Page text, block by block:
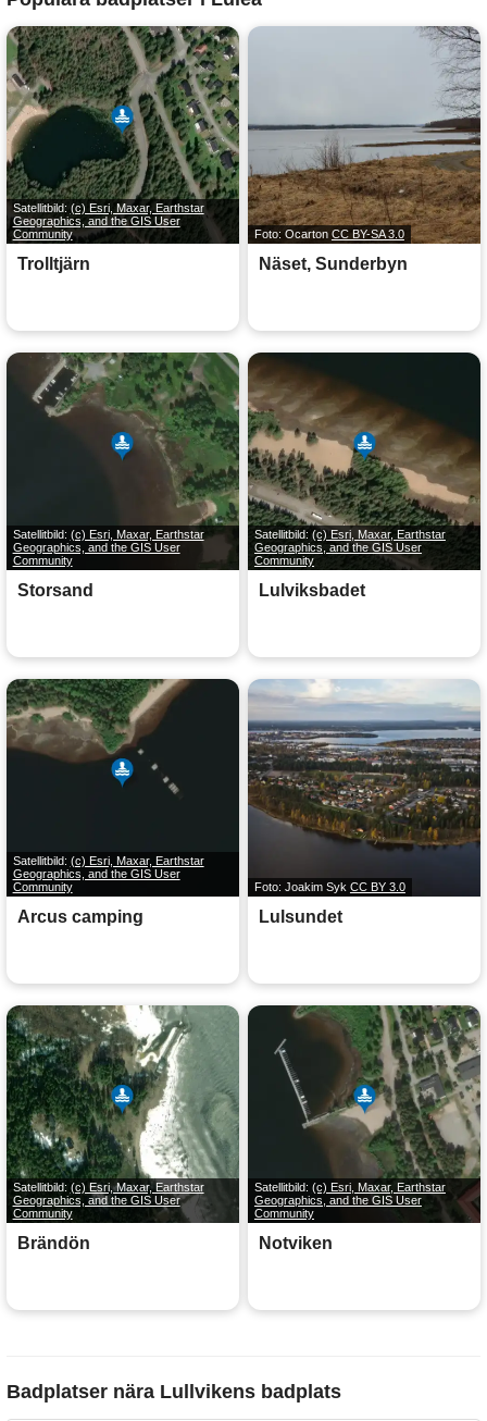
Satellitbild: (c) Esri, Maxar, Earthstar
Geographics, and the GIS User
Community
Trolltjärn
Foto: Ocarton CC BY-SA 3.0
Näset, Sunderbyn
Satellitbild: (c) Esri, Maxar, Earthstar
Geographics, and the GIS User
Community
Storsand
Satellitbild: (c) Esri, Maxar, Earthstar
Geographics, and the GIS User
Community
Lulviksbadet
Satellitbild: (c) Esri, Maxar, Earthstar
Geographics, and the GIS User
Community
Arcus camping
Foto: Joakim Syk CC BY 3.0
Lulsundet
Satellitbild: (c) Esri, Maxar, Earthstar
Geographics, and the GIS User
Community
Brändön
Satellitbild: (c) Esri, Maxar, Earthstar
Geographics, and the GIS User
Community
Notviken
Badplatser nära Lullvikens badplats